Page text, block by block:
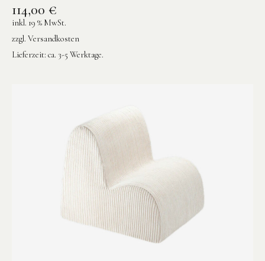
114,00 €
inkl. 19 % MwSt.
zzgl. Versandkosten
Lieferzeit: ca. 3-5 Werktage.